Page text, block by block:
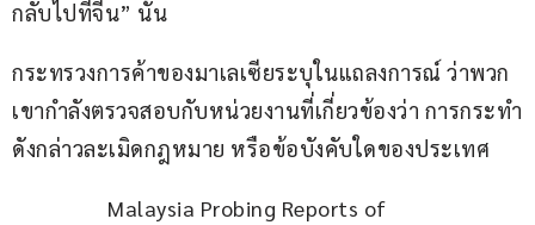
กลับไปที่จีน” นั้น
กระทรวงการค้าของมาเลเซียระบุในแถลงการณ์ ว่าพวก
เขากำลังตรวจสอบกับหน่วยงานที่เกี่ยวข้องว่า การกระทำ
ดังกล่าวละเมิดกฎหมาย หรือข้อบังคับใดของประเทศ
Malaysia Probing Reports of